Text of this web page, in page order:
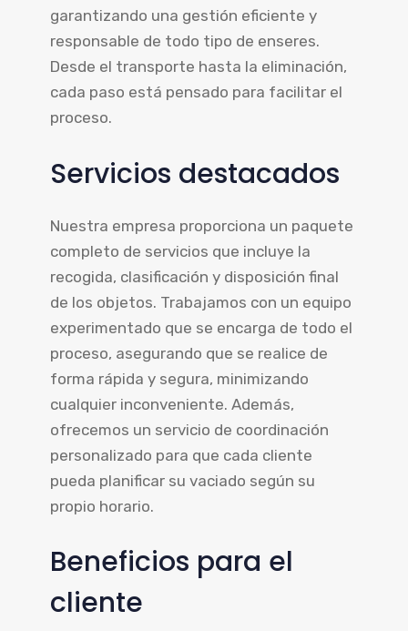
garantizando una gestión eficiente y
responsable de todo tipo de enseres.
Desde el transporte hasta la eliminación,
cada paso está pensado para facilitar el
proceso.
Servicios destacados
Nuestra empresa proporciona un paquete
completo de servicios que incluye la
recogida, clasificación y disposición final
de los objetos. Trabajamos con un equipo
experimentado que se encarga de todo el
proceso, asegurando que se realice de
forma rápida y segura, minimizando
cualquier inconveniente. Además,
ofrecemos un servicio de coordinación
personalizado para que cada cliente
pueda planificar su vaciado según su
propio horario.
Beneficios para el
cliente